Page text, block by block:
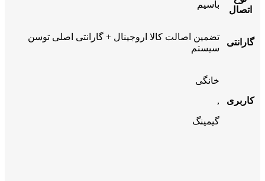
اتصال
باسیم
گارانتی
تضمین اصالت کالا اروجینال + گارانتی اصلی توسن
سیستم
کاربری
خانگی
,
گیمینگ